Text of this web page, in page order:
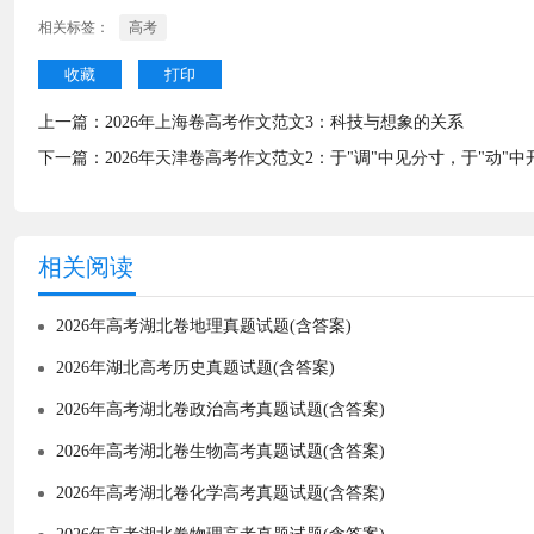
相关标签： 高考
收藏 打印
上一篇： 2026年上海卷高考作文范文3：科技与想象的关系
下一篇： 2026年天津卷高考作文范文2：于"调"中见分寸，于"动"中
相关阅读
2026年高考湖北卷地理真题试题(含答案)
2026年湖北高考历史真题试题(含答案)
2026年高考湖北卷政治高考真题试题(含答案)
2026年高考湖北卷生物高考真题试题(含答案)
2026年高考湖北卷化学高考真题试题(含答案)